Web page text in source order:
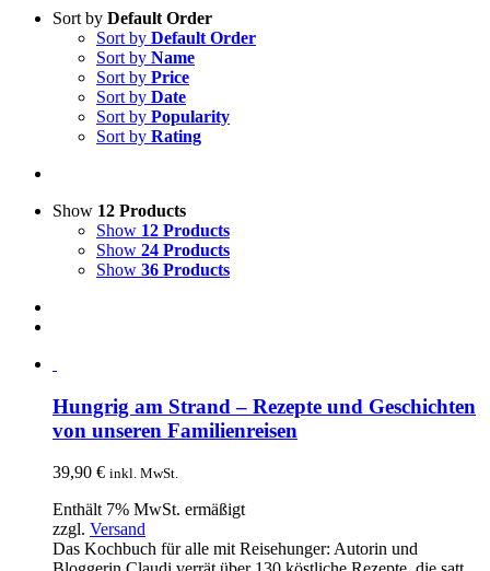
Sort by Default Order
Sort by Default Order
Sort by Name
Sort by Price
Sort by Date
Sort by Popularity
Sort by Rating
Show 12 Products
Show 12 Products
Show 24 Products
Show 36 Products
Hungrig am Strand – Rezepte und Geschichten
von unseren Familienreisen
39,90 € inkl. MwSt.
Enthält 7% MwSt. ermäßigt
zzgl. Versand
Das Kochbuch für alle mit Reisehunger: Autorin und